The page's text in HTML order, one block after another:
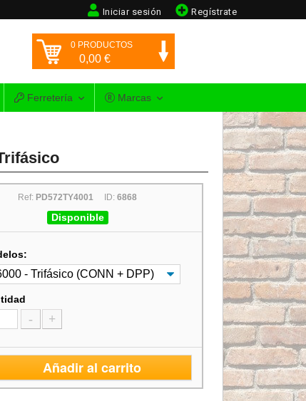
Regístrate
Iniciar sesión
0 PRODUCTOS
0,00 €
Ferretería Marcas
Ref: PD572TY4001 ID:6868
Disponible
- +
Añadir al carrito